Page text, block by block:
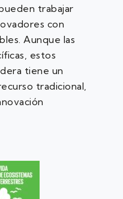
trabajar
con
Aunque las
estos
tiene un
tradicional,